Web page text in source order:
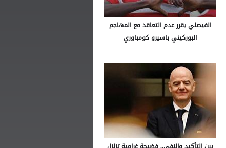
الفيصلي يقرر عدم التعاقد مع المهاجم
البوركيني باسيرو كومباوري